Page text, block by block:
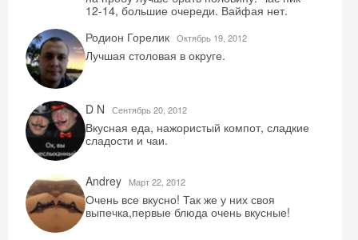
12-14, большие очереди. Вайфая нет.
Родион Горелик Октябрь 19, 2012
Лучшая столовая в округе.
D N Сентябрь 20, 2012
Вкусная еда, нажористый компот, сладкие
сладости и чаи.
Andrey Mарт 22, 2012
Очень все вкусно! Так же у них своя
выпечка,первые блюда очень вкусные!